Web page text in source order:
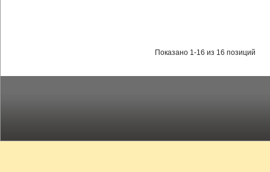
Показано 1-16 из 16 позиций